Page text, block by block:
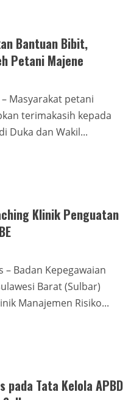
Bantuan Bibit,
Petani Majene
Masyarakat petani
terimakasih kepada
Duka dan Wakil...
Klinik Penguatan
Badan Kepegawaian
Barat (Sulbar)
Manajemen Risiko...
pada Tata Kelola APBD